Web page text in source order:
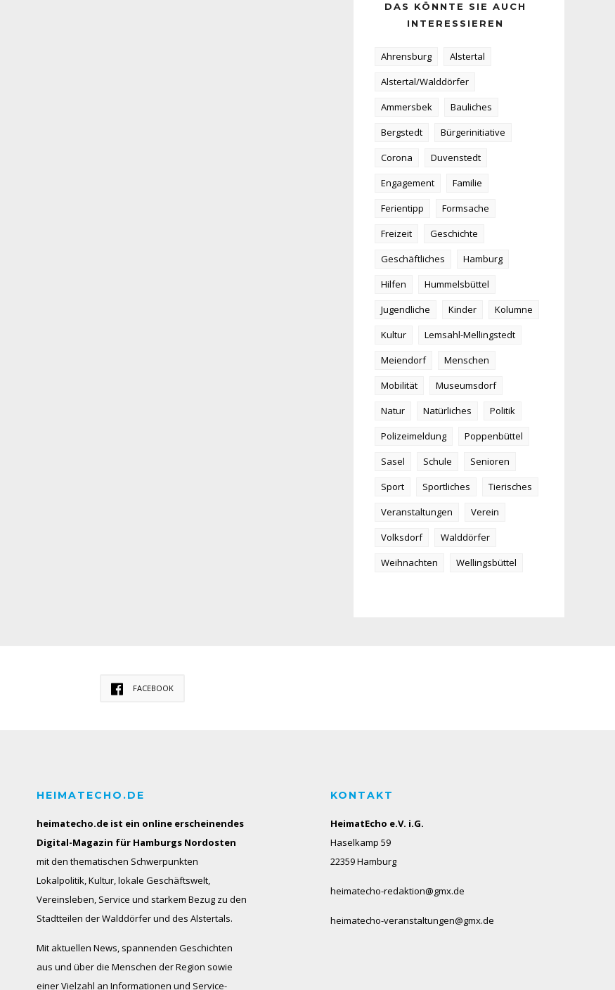
DAS KÖNNTE SIE AUCH
INTERESSIEREN
Ahrensburg
Alstertal
Alstertal/Walddörfer
Ammersbek
Bauliches
Bergstedt
Bürgerinitiative
Corona
Duvenstedt
Engagement
Familie
Ferientipp
Formsache
Freizeit
Geschichte
Geschäftliches
Hamburg
Hilfen
Hummelsbüttel
Jugendliche
Kinder
Kolumne
Kultur
Lemsahl-Mellingstedt
Meiendorf
Menschen
Mobilität
Museumsdorf
Natur
Natürliches
Politik
Polizeimeldung
Poppenbüttel
Sasel
Schule
Senioren
Sport
Sportliches
Tierisches
Veranstaltungen
Verein
Volksdorf
Walddörfer
Weihnachten
Wellingsbüttel
FACEBOOK
HEIMATECHO.DE
heimatecho.de ist ein online erscheinendes
Digital-Magazin für Hamburgs Nordosten
mit den thematischen Schwerpunkten
Lokalpolitik, Kultur, lokale Geschäftswelt,
Vereinsleben, Service und starkem Bezug zu den
Stadtteilen der Walddörfer und des Alstertals.
Mit aktuellen News, spannenden Geschichten
aus und über die Menschen der Region sowie
einer Vielzahl an Informationen und Service-
KONTAKT
HeimatEcho e.V. i.G.
Haselkamp 59
22359 Hamburg
heimatecho-redaktion@gmx.de
heimatecho-veranstaltungen@gmx.de